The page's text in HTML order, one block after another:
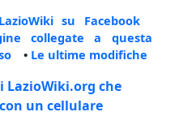
LazioWiki su Facebook
collegate a questa
• Le ultime modifiche
che
un cellulare